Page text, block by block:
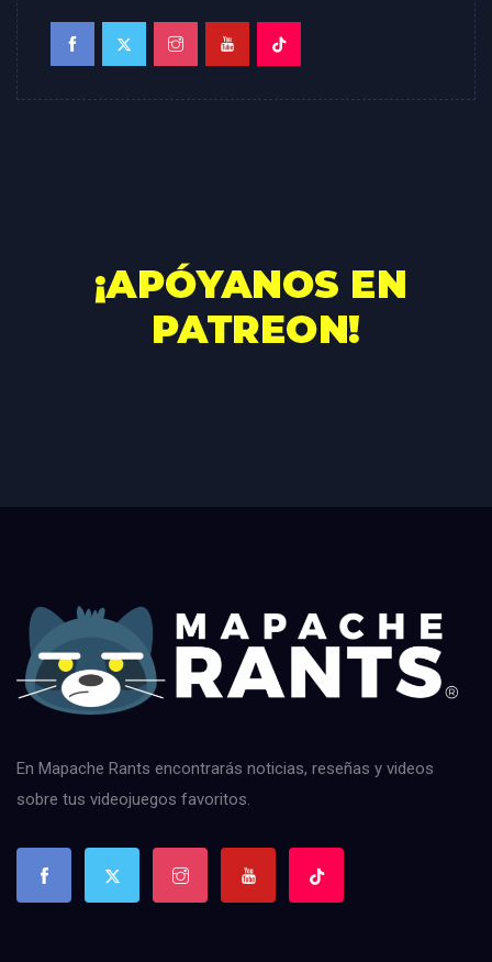
En Mapache Rants encontrarás noticias, reseñas y videos
sobre tus videojuegos favoritos.